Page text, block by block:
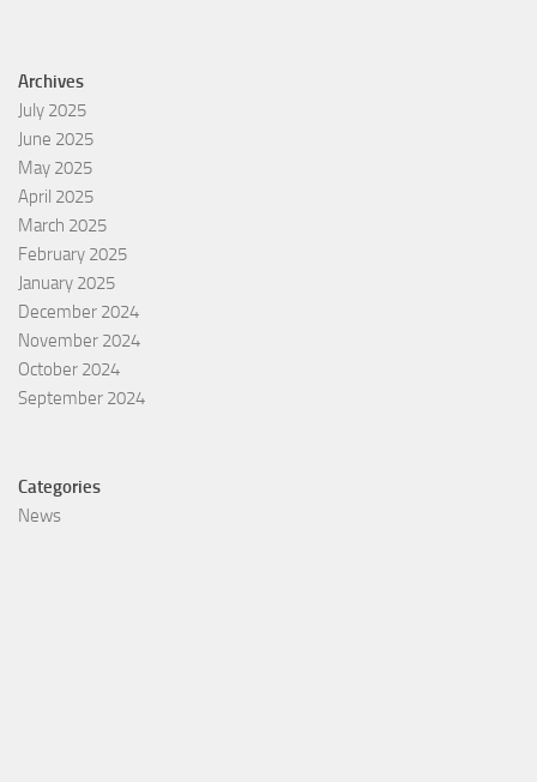
Archives
July 2025
June 2025
May 2025
April 2025
March 2025
February 2025
January 2025
December 2024
November 2024
October 2024
September 2024
Categories
News